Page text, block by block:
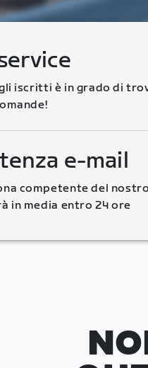
iscritti è in grado di
e-mail
competente del
in media entro 24 ore